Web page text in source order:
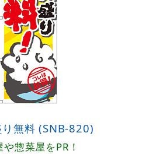
無料 (SNB-820)
惣菜屋をPR！